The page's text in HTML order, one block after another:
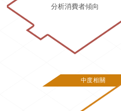
分析消費者傾向
中度相關